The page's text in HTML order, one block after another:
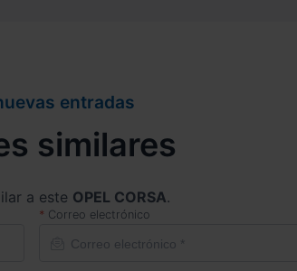
entradas
similares
a este OPEL CORSA.
Correo electrónico